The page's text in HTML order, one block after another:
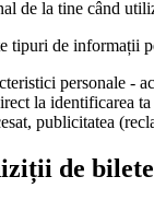
de la tine când
tipuri de informații
personale -
la identificarea
publicitatea
de bilete